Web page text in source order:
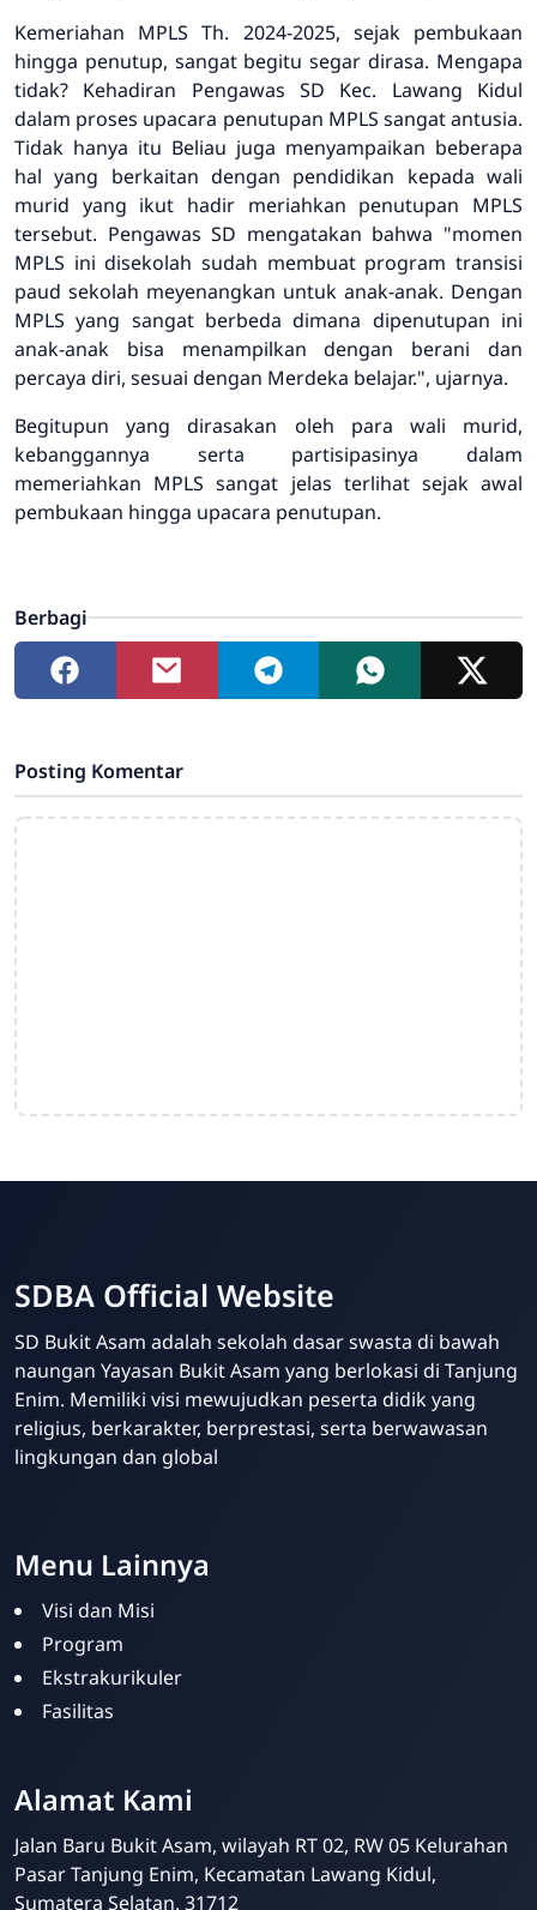
Kemeriahan MPLS Th. 2024-2025, sejak pembukaan
hingga penutup, sangat begitu segar dirasa. Mengapa
tidak? Kehadiran Pengawas SD Kec. Lawang Kidul
dalam proses upacara penutupan MPLS sangat antusia.
Tidak hanya itu Beliau juga menyampaikan beberapa
hal yang berkaitan dengan pendidikan kepada wali
murid yang ikut hadir meriahkan penutupan MPLS
tersebut. Pengawas SD mengatakan bahwa "momen
MPLS ini disekolah sudah membuat program transisi
paud sekolah meyenangkan untuk anak-anak. Dengan
MPLS yang sangat berbeda dimana dipenutupan ini
anak-anak bisa menampilkan dengan berani dan
percaya diri, sesuai dengan Merdeka belajar.", ujarnya.
Begitupun yang dirasakan oleh para wali murid,
kebanggannya serta partisipasinya dalam
memeriahkan MPLS sangat jelas terlihat sejak awal
pembukaan hingga upacara penutupan.
Berbagi
Posting Komentar
SDBA Official Website
SD Bukit Asam adalah sekolah dasar swasta di bawah
naungan Yayasan Bukit Asam yang berlokasi di Tanjung
Enim. Memiliki visi mewujudkan peserta didik yang
religius, berkarakter, berprestasi, serta berwawasan
lingkungan dan global
Menu Lainnya
Visi dan Misi
Program
Ekstrakurikuler
Fasilitas
Alamat Kami
Jalan Baru Bukit Asam, wilayah RT 02, RW 05 Kelurahan
Pasar Tanjung Enim, Kecamatan Lawang Kidul,
Sumatera Selatan. 31712